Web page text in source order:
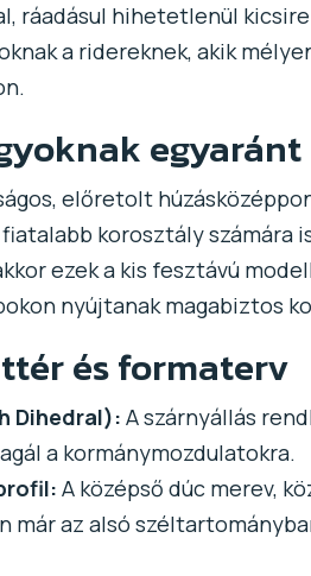
ráadásul hihetetlenül
a ridereknek, akik
egyaránt
előretolt
korosztály számára
ezek a kis fesztávú
nyújtanak magabiztos
és formaterv
Dihedral): A szárnyállás
a kormánymozdulatokra.
A középső dúc merev,
már az alsó